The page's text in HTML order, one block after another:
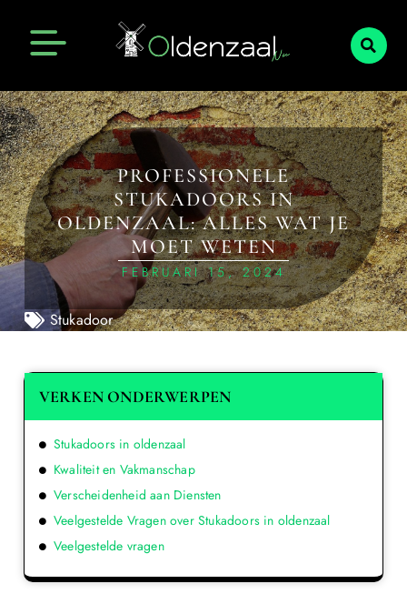
PROFESSIONELE
STUKADOORS IN
OLDENZAAL: ALLES WAT JE
MOET WETEN
FEBRUARI 15, 2024
Stukadoor
VERKEN ONDERWERPEN
Stukadoors in oldenzaal
Kwaliteit en Vakmanschap
Verscheidenheid aan Diensten
Veelgestelde Vragen over Stukadoors in oldenzaal
Veelgestelde vragen